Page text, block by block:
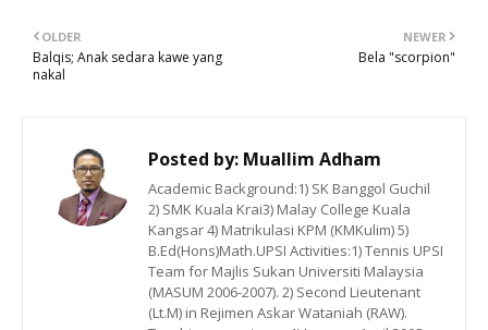
NEWER
Bela "scorpion"
OLDER
Balqis; Anak sedara kawe yang
nakal
Posted by: Muallim Adham
Academic Background:1) SK Banggol Guchil
2) SMK Kuala Krai3) Malay College Kuala
Kangsar 4) Matrikulasi KPM (KMKulim) 5)
B.Ed(Hons)Math.UPSI Activities:1) Tennis UPSI
Team for Majlis Sukan Universiti Malaysia
(MASUM 2006-2007). 2) Second Lieutenant
(Lt.M) in Rejimen Askar Wataniah (RAW).